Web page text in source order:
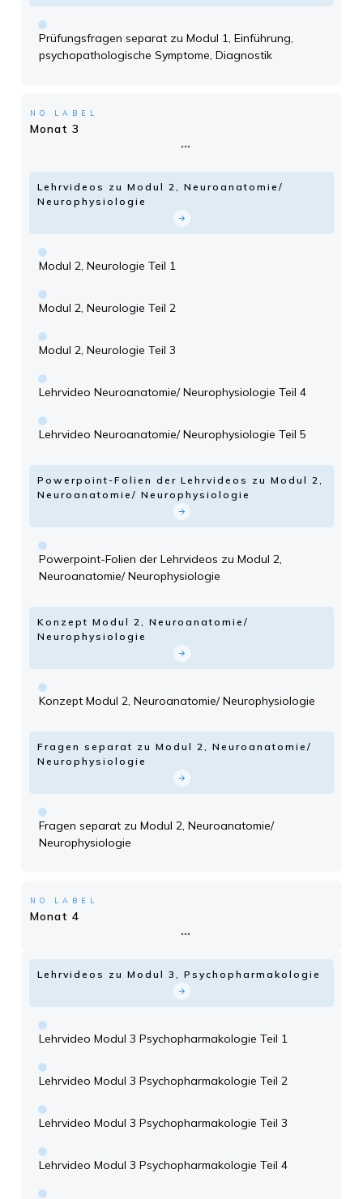
Prüfungsfragen separat zu Modul 1, Einführung,
psychopathologische Symptome, Diagnostik
NO LABEL
Monat 3
Lehrvideos zu Modul 2, Neuroanatomie/
Neurophysiologie
Modul 2, Neurologie Teil 1
Modul 2, Neurologie Teil 2
Modul 2, Neurologie Teil 3
Lehrvideo Neuroanatomie/ Neurophysiologie Teil 4
Lehrvideo Neuroanatomie/ Neurophysiologie Teil 5
Powerpoint-Folien der Lehrvideos zu Modul 2,
Neuroanatomie/ Neurophysiologie
Powerpoint-Folien der Lehrvideos zu Modul 2,
Neuroanatomie/ Neurophysiologie
Konzept Modul 2, Neuroanatomie/
Neurophysiologie
Konzept Modul 2, Neuroanatomie/ Neurophysiologie
Fragen separat zu Modul 2, Neuroanatomie/
Neurophysiologie
Fragen separat zu Modul 2, Neuroanatomie/
Neurophysiologie
NO LABEL
Monat 4
Lehrvideos zu Modul 3, Psychopharmakologie
Lehrvideo Modul 3 Psychopharmakologie Teil 1
Lehrvideo Modul 3 Psychopharmakologie Teil 2
Lehrvideo Modul 3 Psychopharmakologie Teil 3
Lehrvideo Modul 3 Psychopharmakologie Teil 4